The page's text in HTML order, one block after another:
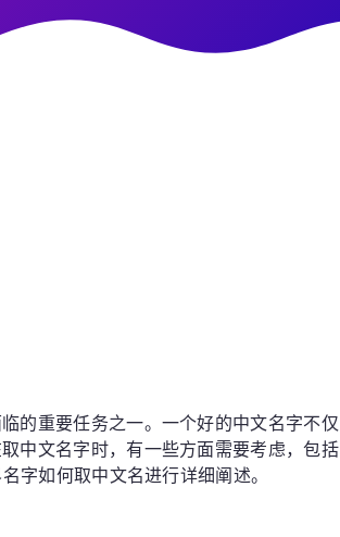
的重要任务之一。一个好的中文名字不仅
中文名字时，有一些方面需要考虑，包括
字如何取中文名进行详细阐述。